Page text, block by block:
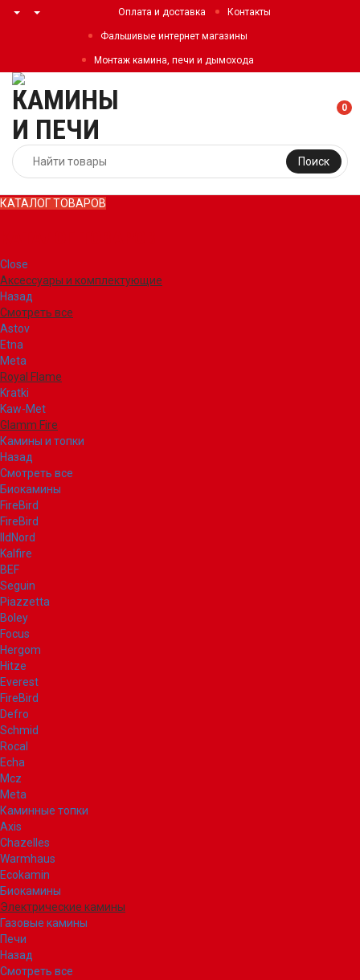
Оплата и доставка Контакты
Фальшивые интернет магазины
Монтаж камина, печи и дымохода
Поиск
0
КАТАЛОГ ТОВАРОВ
Close
Аксессуары и комплектующие
Назад
Смотреть все
Astov
Etna
Meta
Royal Flame
Kratki
Kaw-Met
Glamm Fire
Камины и топки
Назад
Смотреть все
Биокамины
FireBird
FireBird
IldNord
Kalfire
BEF
Seguin
Piazzetta
Boley
Focus
Hergom
Hitze
Everest
FireBird
Defro
Schmid
Rocal
Echa
Mcz
Meta
Каминные топки
Axis
Chazelles
Warmhaus
Ecokamin
Биокамины
Электрические камины
Газовые камины
Печи
Назад
Смотреть все